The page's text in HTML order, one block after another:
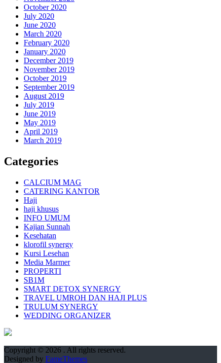
October 2020
July 2020
June 2020
March 2020
February 2020
January 2020
December 2019
November 2019
October 2019
September 2019
August 2019
July 2019
June 2019
May 2019
April 2019
March 2019
Categories
CALCIUM MAG
CATERING KANTOR
Haji
haji khusus
INFO UMUM
Kajian Sunnah
Kesehatan
klorofil synergy
Kursi Lesehan
Media Marmer
PROPERTI
SB1M
SMART DETOX SYNERGY
TRAVEL UMROH DAN HAJI PLUS
TRULUM SYNERGY
WEDDING ORGANIZER
Copyright © 2026 . All rights reserved.
Designed by FameThemes